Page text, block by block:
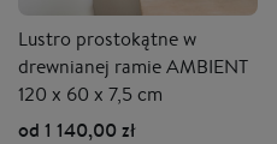
Lustro prostokątne w
drewnianej ramie AMBIENT
120 x 60 x 7,5 cm
od 1 140,00 zł